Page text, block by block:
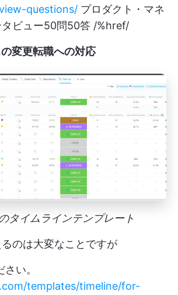
questions/ プロダクト・マネ
タビュー50問50答 /%href/
変更転職への対応
タイムラインテンプレート
のは大変なことですが
い。
templates/timeline/for-